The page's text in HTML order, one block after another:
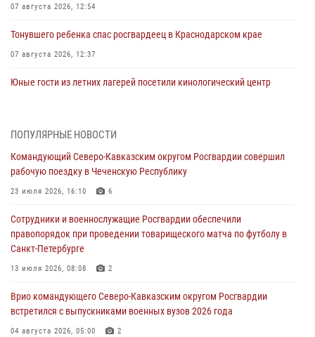
07 августа 2026, 12:54
Тонувшего ребенка спас росгвардеец в Краснодарском крае
07 августа 2026, 12:37
Юные гости из летних лагерей посетили кинологический центр
ветераны военной контрразведки почтили память Николая
Кузнецова
07 августа 2026, 12:00
Ветеран войск правопорядка генерал-майор Иван Пияшев – герой
выпуска «Легенды армии с Александром Маршалом»
07 августа 2026, 12:00
Смольного собора в Санкт-Петербурге (видео)
07 августа 2026, 11:34
ПОПУЛЯРНЫЕ НОВОСТИ
Командующий Северо-Кавказским округом Росгвардии совершил
рабочую поездку в Чеченскую Республику
23 июля 2026, 16:10 6
Сотрудники и военнослужащие Росгвардии обеспечили
правопорядок при проведении товарищеского матча по футболу в
Санкт-Петербурге
13 июля 2026, 08:08 2
Врио командующего Северо-Кавказским округом Росгвардии
встретился с выпускниками военных вузов 2026 года
04 августа 2026, 05:00 2